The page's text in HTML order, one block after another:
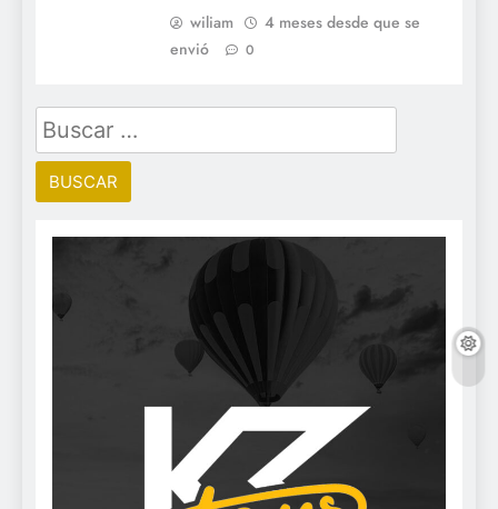
wiliam
4 meses desde que se
envió
0
Buscar: